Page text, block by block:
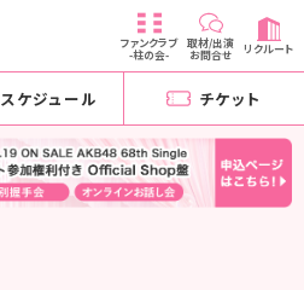
ファンクラブ
-柱の会-
取材/出演
お問合せ リクルート
スケジュール チケット